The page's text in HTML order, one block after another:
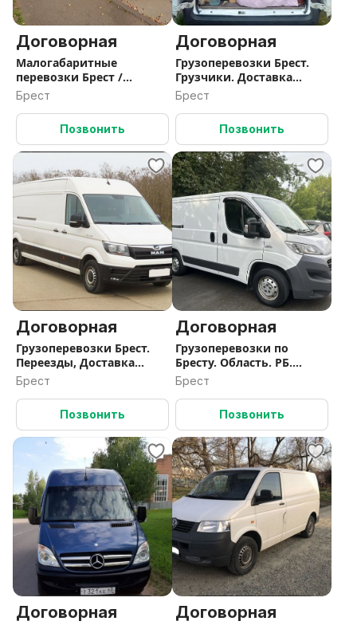
Договорная
Малогабаритные
перевозки Брест /
Быстрая подача
Брест
Позвонить
Договорная
Грузоперевозки Брест.
Грузчики. Доставка
товара
Брест
Позвонить
Договорная
Грузоперевозки Брест.
Переезды, Доставка
стройматериалов.
Брест
Позвонить
Договорная
Грузоперевозки по
Бресту. Область. РБ.
Грузчики.
Брест
Позвонить
Договорная Договорная